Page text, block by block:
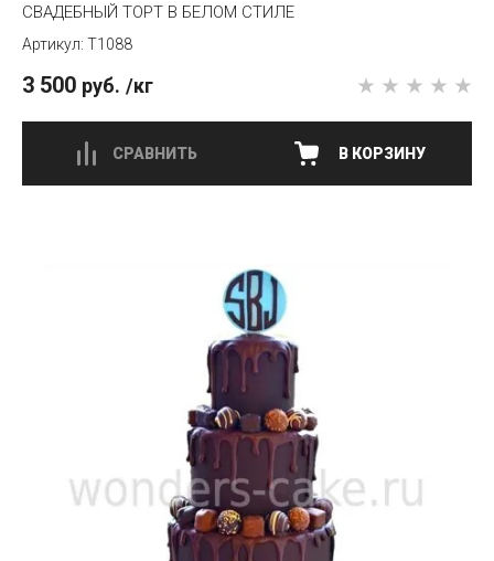
СВАДЕБНЫЙ ТОРТ В БЕЛОМ СТИЛЕ
T1088
3 500 руб. /кг